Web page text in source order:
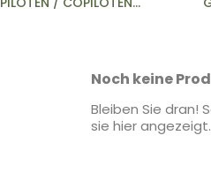
Noch keine
Bleiben Sie dran!
sie hier angezeigt.